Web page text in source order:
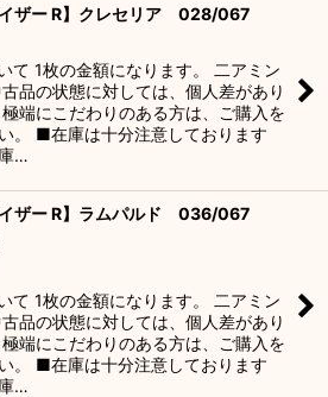
イザー R】クレセリア 028/067
て 1枚の金額になります。 二アミン
古品の状態に対しては、個人差があり
端にこだわりのある方は、ご購入を
。 ■在庫は十分注意しております
…
イザー R】ラムパルド 036/067
て 1枚の金額になります。 二アミン
古品の状態に対しては、個人差があり
端にこだわりのある方は、ご購入を
。 ■在庫は十分注意しております
…